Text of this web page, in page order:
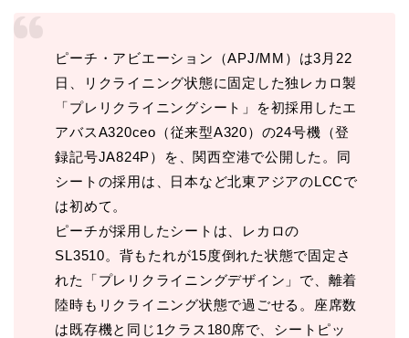
ピーチ・アビエーション（APJ/MM）は3月22
日、リクライニング状態に固定した独レカロ製
「プレリクライニングシート」を初採用したエ
アバスA320ceo（従来型A320）の24号機（登
録記号JA824P）を、関西空港で公開した。同
シートの採用は、日本など北東アジアのLCCで
は初めて。
ピーチが採用したシートは、レカロの
SL3510。背もたれが15度倒れた状態で固定さ
れた「プレリクライニングデザイン」で、離着
陸時もリクライニング状態で過ごせる。座席数
は既存機と同じ1クラス180席で、シートピッ